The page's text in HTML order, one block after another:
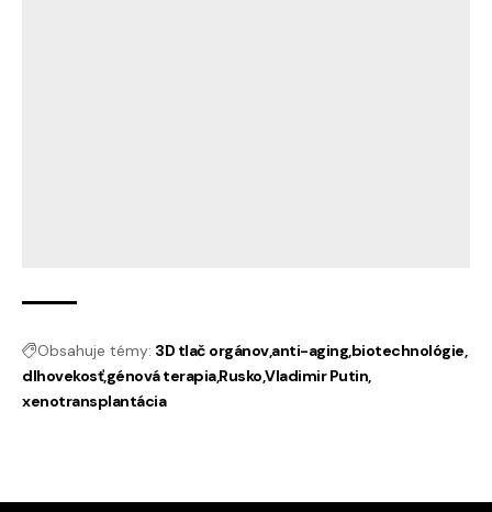
Obsahuje témy: 3D tlač orgánovanti-agingbiotechnológie
dlhovekosťgénová terapiaRuskoVladimir Putin
xenotransplantácia